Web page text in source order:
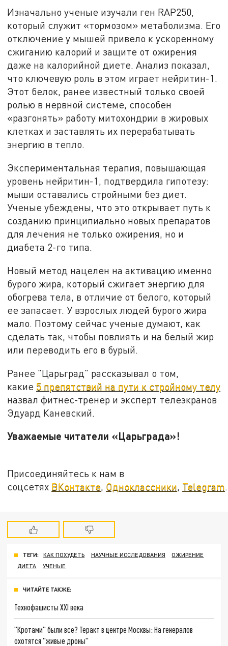
Изначально ученые изучали ген RAP250,
который служит «тормозом» метаболизма. Его
отключение у мышей привело к ускоренному
сжиганию калорий и защите от ожирения
даже на калорийной диете. Анализ показал,
что ключевую роль в этом играет нейритин-1.
Этот белок, ранее известный только своей
ролью в нервной системе, способен
«разгонять» работу митохондрии в жировых
клетках и заставлять их перерабатывать
энергию в тепло.
Экспериментальная терапия, повышающая
уровень нейритин-1, подтвердила гипотезу:
мыши оставались стройными без диет.
Ученые убеждены, что это открывает путь к
созданию принципиально новых препаратов
для лечения не только ожирения, но и
диабета 2-го типа.
Новый метод нацелен на активацию именно
бурого жира, который сжигает энергию для
обогрева тела, в отличие от белого, который
ее запасает. У взрослых людей бурого жира
мало. Поэтому сейчас ученые думают, как
сделать так, чтобы повлиять и на белый жир
или переводить его в бурый.
Ранее "Царьград" рассказывал о том,
какие 5 препятствий на пути к стройному телу
назвал фитнес-тренер и эксперт телеэкранов
Эдуард Каневский.
Уважаемые читатели «Царьграда»!
Присоединяйтесь к нам в
соцсетях ВКонтакте, Одноклассники, Telegram.
ТЕГИ: КАК ПОХУДЕТЬ НАУЧНЫЕ ИССЛЕДОВАНИЯ
ОЖИРЕНИЕ
ДИЕТА
УЧЕНЫЕ
ЧИТАЙТЕ ТАКЖЕ:
Технофашисты XXI века
"Кротами" были все? Теракт в центре Москвы: На генералов
охотятся "живые дроны"